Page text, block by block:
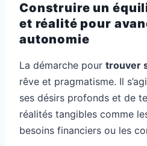
Construire un
et réalité pour
autonomie
La démarche pour trouver
rêve et pragmatisme. Il
ses désirs profonds et de
réalités tangibles comme
besoins financiers ou les